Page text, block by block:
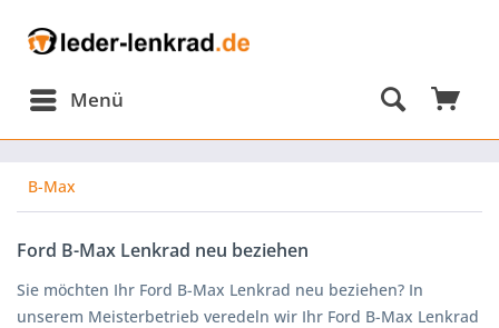
Menü
B-Max
Ford B-Max Lenkrad neu beziehen
Sie möchten Ihr Ford B-Max Lenkrad neu beziehen? In
unserem Meisterbetrieb veredeln wir Ihr Ford B-Max Lenkrad